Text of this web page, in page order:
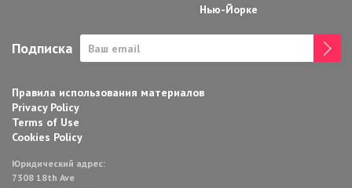
Нью-Йорке
Подписка
Правила использования материалов
Privacy Policy
Terms of Use
Cookies Policy
Юридический адрес:
7308 18th Ave